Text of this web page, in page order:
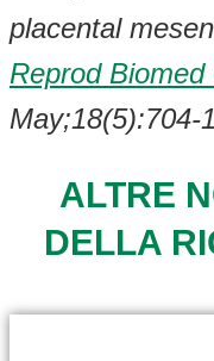
placental
Reprod Biomed
May;18(5):704-
ALTRE
DELLA